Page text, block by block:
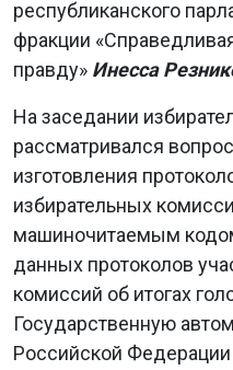
республиканского
фракции
правду» Инесса
На заседании
рассматривался
изготовления
избирательных
машиночитаемым
данных протоколов
комиссий об итогах
Государственную
Российской